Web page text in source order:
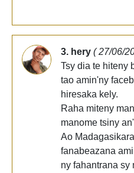
3. hery ( 27/06/
Tsy dia te hiteny
tao amin'ny
hiresaka kely.
Raha miteny
manome tsiny
Ao
fanabeazana
ny fahantrana sy